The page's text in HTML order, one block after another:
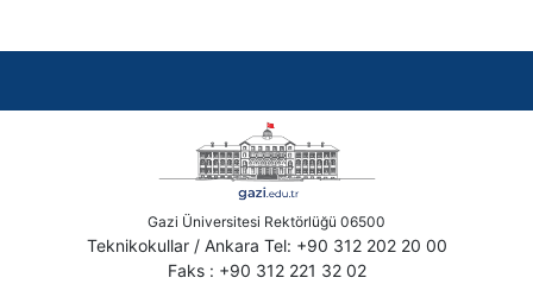
Gazi Üniversitesi Rektörlüğü 06500
Teknikokullar / Ankara Tel: +90 312 202 20 00
Faks : +90 312 221 32 02